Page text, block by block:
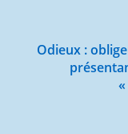
Odieux :